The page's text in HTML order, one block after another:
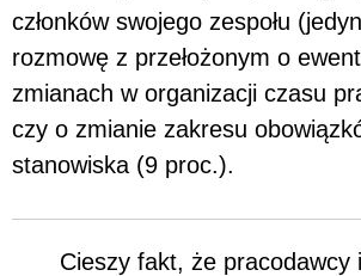
członków swojego zespołu
rozmowę z przełożonym o
zmianach w organizacji czasu
czy o zmianie zakresu
stanowiska (9 proc.).
Cieszy fakt, że pracodawcy i